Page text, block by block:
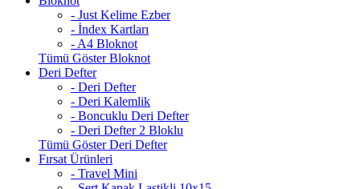
- Just Kelime Ezber
- İndex Kartları
- A4 Bloknot
Tümü Göster Bloknot
Deri Defter
- Deri Defter
- Deri Kalemlik
- Boncuklu Deri Defter
- Deri Defter 2 Bloklu
Tümü Göster Deri Defter
Fırsat Ürünleri
- Travel Mini